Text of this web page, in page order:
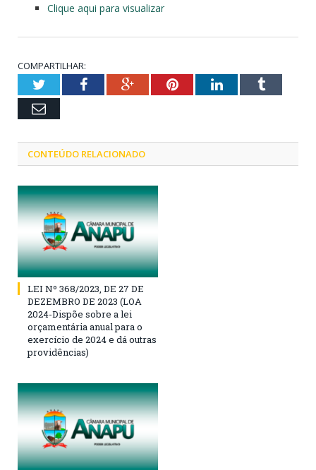
Clique aqui para visualizar
COMPARTILHAR:
TwitterFacebookGoogle+PinterestLinkedInTumblr
Email
CONTEÚDO RELACIONADO
LEI Nº 368/2023, DE 27 DE
DEZEMBRO DE 2023 (LOA
2024-Dispõe sobre a lei
orçamentária anual para o
exercício de 2024 e dá outras
providências)